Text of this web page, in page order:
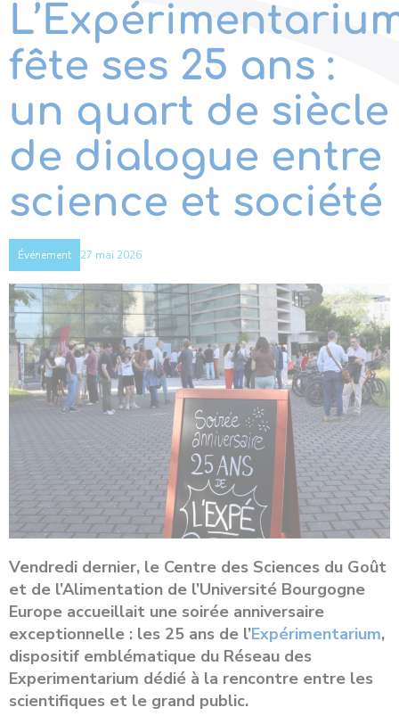
fête ses 25 ans :
un quart de siècle
de dialogue entre
science et société
Événement 27 mai 2026
Vendredi dernier, le Centre des Sciences du Goût
et de l’Alimentation de l’Université Bourgogne
Europe accueillait une soirée anniversaire
exceptionnelle : les 25 ans de l’Expérimentarium,
dispositif emblématique du Réseau des
Experimentarium dédié à la rencontre entre les
scientifiques et le grand public.